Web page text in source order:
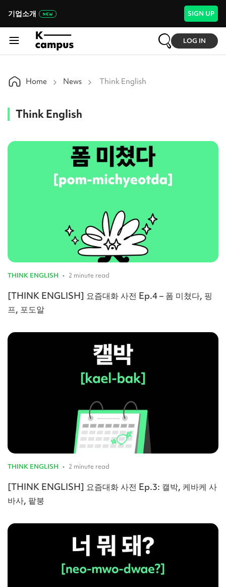
기업소개 SIGN UP
LOG IN
Home News Think English
Think English
THINK ENGLISH • 2 minute read
[THINK ENGLISH] 요즘대화 사전 Ep.4 – 폼 미쳤다, 핑
프, 포도알
THINK ENGLISH • 2 minute read
[THINK ENGLISH] 요즘대화 사전 Ep.3: 캘박, 케바케 사
바사, 팥붕